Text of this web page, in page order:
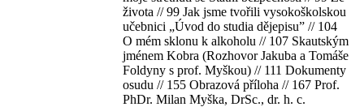
života // 99 Jak jsme tvořili vysokoškolskou
učebnici „Úvod do studia dějepisu” // 104
O mém sklonu k alkoholu // 107 Skautským
jménem Kobra (Rozhovor Jakuba a Tomáše
Foldyny s prof. Myškou) // 111 Dokumenty
osudu // 155 Obrazová příloha // 167 Prof.
PhDr. Milan Myška, DrSc., dr. h. c.